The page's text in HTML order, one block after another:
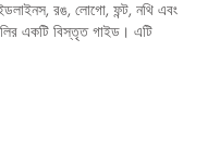
রঙ, লোগো, ফন্ট, নথি এবং
একটি বিস্তৃত গাইড। এটি